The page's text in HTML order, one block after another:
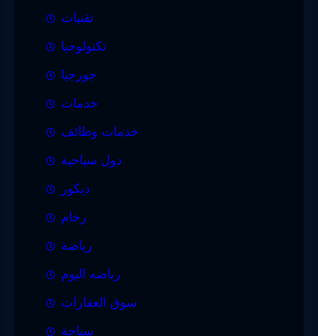
تقنيات
تكنولوجيا
جورجيا
خدمات
خدمات وظائف
دول سياحية
ديكور
رخام
رياضة
رياضه اليوم
سوق العقارات
سياحة